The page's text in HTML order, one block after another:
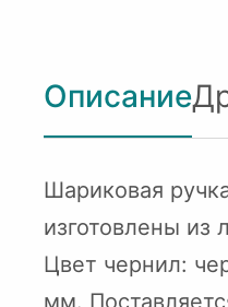
Описание
Шариковая
изготовлены из
Цвет чернил:
мм.